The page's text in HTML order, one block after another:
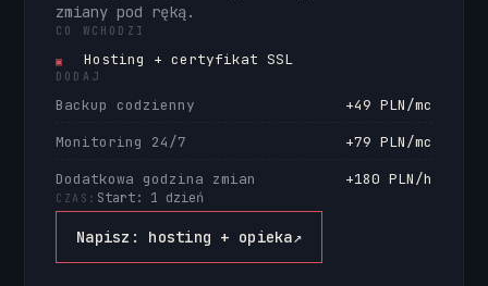
zmiany pod ręką.
CO WCHODZI
▣ Hosting + certyfikat SSL
DODAJ
Backup codzienny
+49 PLN/mc
Monitoring 24/7
+79 PLN/mc
Dodatkowa godzina zmian
+180 PLN/h
CZAS: Start: 1 dzień
Napisz: hosting + opieka↗